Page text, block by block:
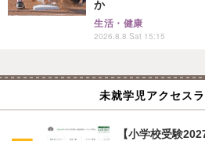
か
生活・健康
2026.8.8 Sat 15:15
未就学児アクセス
【小学校受験